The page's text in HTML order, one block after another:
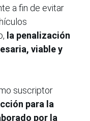
a fin de evitar
la penalización
viable y
suscriptor
para la
por la